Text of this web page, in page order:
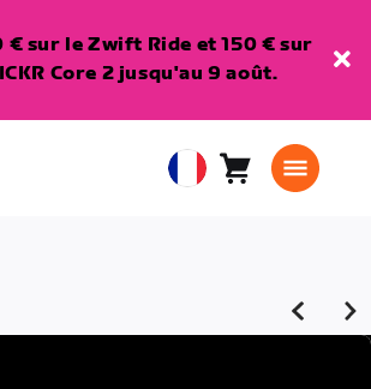
€ sur le Zwift Ride et 150 € sur
Core 2 jusqu'au 9 août.
EuropeanPanier0